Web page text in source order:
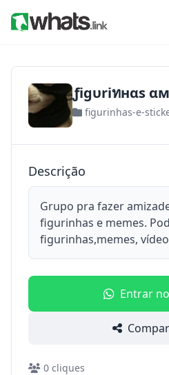
ƒigυriทнαs
figurinhas-e-
Descrição
Grupo pra fazer
figurinhas e memes.
figurinhas,memes,
Entrar
0 cliques